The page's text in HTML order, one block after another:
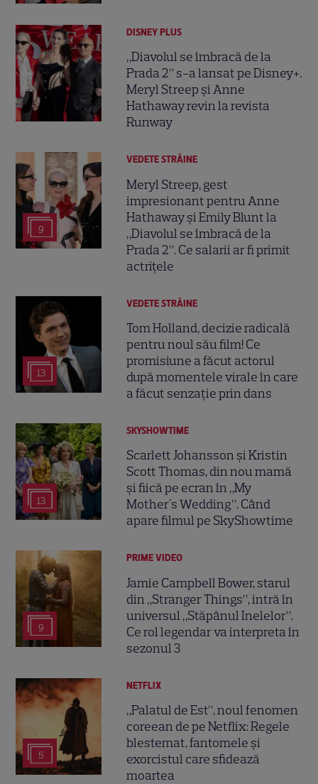
DISNEY PLUS
„Diavolul se îmbracă de la
Prada 2” s-a lansat pe Disney+.
Meryl Streep și Anne
Hathaway revin la revista
Runway
9
VEDETE STRĂINE
Meryl Streep, gest
impresionant pentru Anne
Hathaway și Emily Blunt la
„Diavolul se îmbracă de la
Prada 2”. Ce salarii ar fi primit
actrițele
13
VEDETE STRĂINE
Tom Holland, decizie radicală
pentru noul său film! Ce
promisiune a făcut actorul
după momentele virale în care
a făcut senzație prin dans
13
SKYSHOWTIME
Scarlett Johansson și Kristin
Scott Thomas, din nou mamă
și fiică pe ecran în „My
Mother's Wedding”. Când
apare filmul pe SkyShowtime
9
PRIME VIDEO
Jamie Campbell Bower, starul
din „Stranger Things”, intră în
universul „Stăpânul Inelelor”.
Ce rol legendar va interpreta în
sezonul 3
5
NETFLIX
„Palatul de Est”, noul fenomen
coreean de pe Netflix: Regele
blestemat, fantomele și
exorcistul care sfidează
moartea